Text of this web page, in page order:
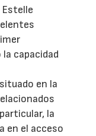
Estelle
capacidad
en la
la
en el acceso